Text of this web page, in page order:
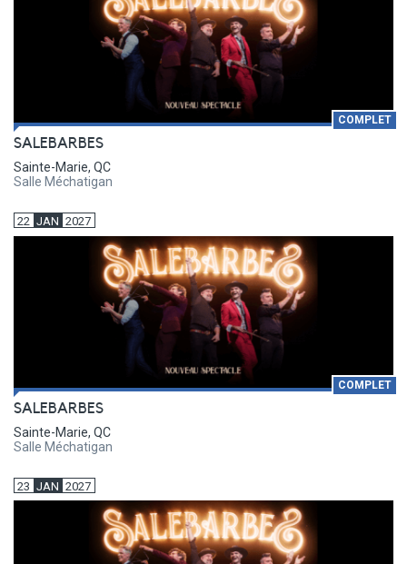
COMPLET
SALEBARBES
Sainte-Marie, QC
Salle Méchatigan
22 JAN 2027
COMPLET
SALEBARBES
Sainte-Marie, QC
Salle Méchatigan
23 JAN 2027